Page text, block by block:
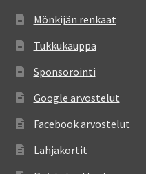
Mönkijän renkaat
Tukkukauppa
Sponsorointi
Google arvostelut
Facebook arvostelut
Lahjakortit